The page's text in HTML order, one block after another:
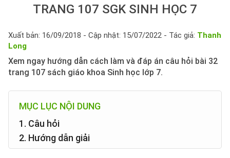
TRANG 107 SGK SINH HỌC 7
Xuất bản: 16/09/2018 - Cập nhật: 15/07/2022 - Tác giả: Thanh
Long
Xem ngay hướng dẫn cách làm và đáp án câu hỏi bài 32
trang 107 sách giáo khoa Sinh học lớp 7.
MỤC LỤC NỘI DUNG
1. Câu hỏi
2. Hướng dẫn giải